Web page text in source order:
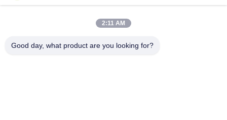
Tren-Acetat-Fläschchen-Fläschchen-Etiketten mit
2:11 AM
Good day, what product are you looking for?